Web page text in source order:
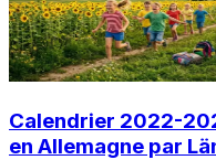
Calendrier 2022-
en Allemagne par